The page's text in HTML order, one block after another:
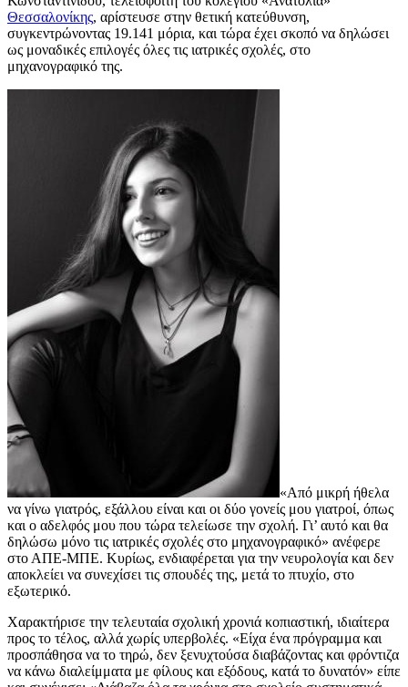
Θεσσαλονίκης, αρίστευσε στην θετική κατεύθυνση,
συγκεντρώνοντας 19.141 μόρια, και τώρα έχει σκοπό να δηλώσει
ως μοναδικές επιλογές όλες τις ιατρικές σχολές, στο
μηχανογραφικό της.
«Από μικρή ήθελα
να γίνω γιατρός, εξάλλου είναι και οι δύο γονείς μου γιατροί, όπως
και ο αδελφός μου που τώρα τελείωσε την σχολή. Γι’ αυτό και θα
δηλώσω μόνο τις ιατρικές σχολές στο μηχανογραφικό» ανέφερε
στο ΑΠΕ-ΜΠΕ. Κυρίως, ενδιαφέρεται για την νευρολογία και δεν
αποκλείει να συνεχίσει τις σπουδές της, μετά το πτυχίο, στο
εξωτερικό.
Χαρακτήρισε την τελευταία σχολική χρονιά κοπιαστική, ιδιαίτερα
προς το τέλος, αλλά χωρίς υπερβολές. «Είχα ένα πρόγραμμα και
προσπάθησα να το τηρώ, δεν ξενυχτούσα διαβάζοντας και φρόντιζα
να κάνω διαλείμματα με φίλους και εξόδους, κατά το δυνατόν» είπε